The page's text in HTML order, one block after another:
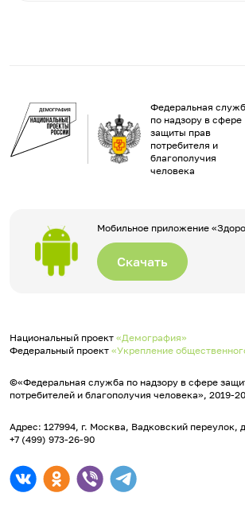
Федеральная
по надзору в сфере
защиты прав
потребителя и
благополучия
человека
Мобильное приложение
Скачать
Национальный проект «Демография»
Федеральный проект «Укрепление
©«Федеральная служба по надзору в сфере
потребителей и благополучия человека», 2019-
Адрес: 127994, г. Москва, Вадковский переулок,
+7 (499) 973-26-90